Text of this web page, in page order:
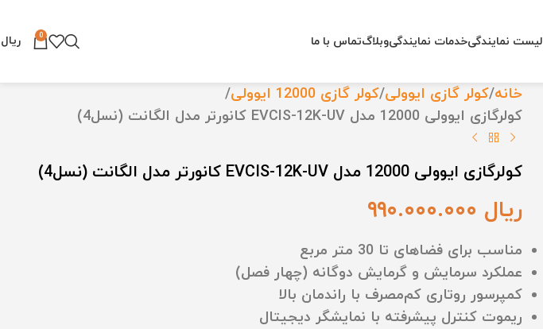
لیست نمایندگیخدمات نمایندگیوبلاگتماس با ما 0 ریال
خانه کولر گازی ایوولی کولر گازی 12000 ایوولی
کولرگازی ایوولی 12000 مدل EVCIS-12K-UV کانورتر مدل الگانت (نسل4)
کولرگازی ایوولی 12000 مدل EVCIS-12K-UV کانورتر مدل الگانت (نسل4)
ریال
مناسب برای فضاهای تا 30 متر مربع
عملکرد سرمایش و گرمایش دوگانه (چهار فصل)
کمپرسور روتاری کم‌مصرف با راندمان بالا
ریموت کنترل پیشرفته با نمایشگر دیجیتال